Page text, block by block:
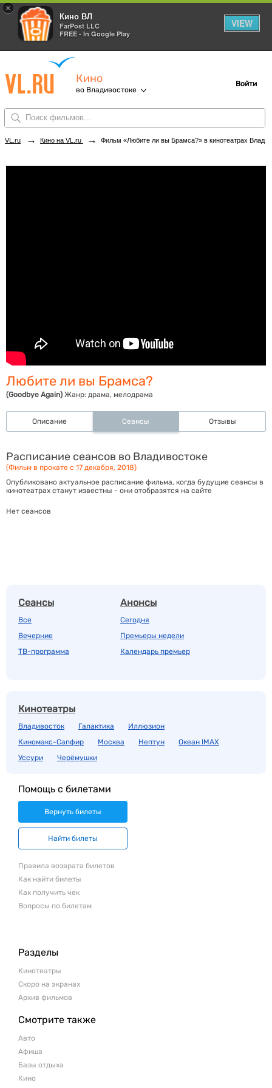
×
Кино ВЛ
FarPost LLC
FREE - In Google Play
VIEW
Кино
во Владивостоке
Войти
VL.ru → Кино на VL.ru → Фильм «Любите ли вы Брамса?» в кинотеатрах Владивостока. Купить билеты!
Любите ли вы Брамса?
(Goodbye Again) Жанр: драма, мелодрама
Описание Сеансы Отзывы
Расписание сеансов во Владивостоке
(Фильм в прокате с 17 декабря, 2018)
Опубликовано актуальное расписание фильма, когда будущие сеансы в
кинотеатрах станут известны - они отобразятся на сайте
Нет сеансов
Сеансы
Все
Вечерние
ТВ-программа
Анонсы
Сегодня
Премьеры недели
Календарь премьер
Кинотеатры
Владивосток Галактика
Иллюзион
Киномакс-Сапфир
Москва Нептун
Океан IMAX
Уссури
Черёмушки
Помощь с билетами
Вернуть билеты
Найти билеты
Правила возврата билетов
Как найти билеты
Как получить чек
Вопросы по билетам
Разделы
Кинотеатры
Скоро на экранах
Архив фильмов
Смотрите также
Авто
Афиша
Базы отдыха
Кино